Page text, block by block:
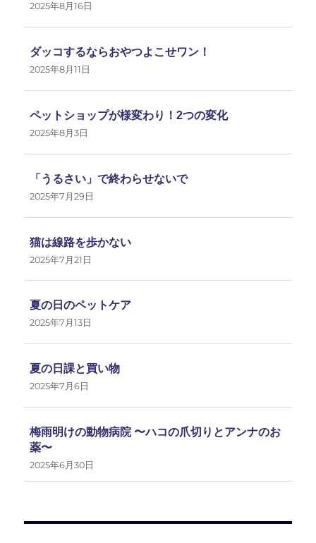
2025年8月16日
ダッコするならおやつよこせワン！
2025年8月11日
ペットショップが様変わり！2つの変化
2025年8月3日
「うるさい」で終わらせないで
2025年7月29日
猫は線路を歩かない
2025年7月21日
夏の日のペットケア
2025年7月13日
夏の日課と買い物
2025年7月6日
梅雨明けの動物病院 〜ハコの爪切りとアンナのお
薬〜
2025年6月30日